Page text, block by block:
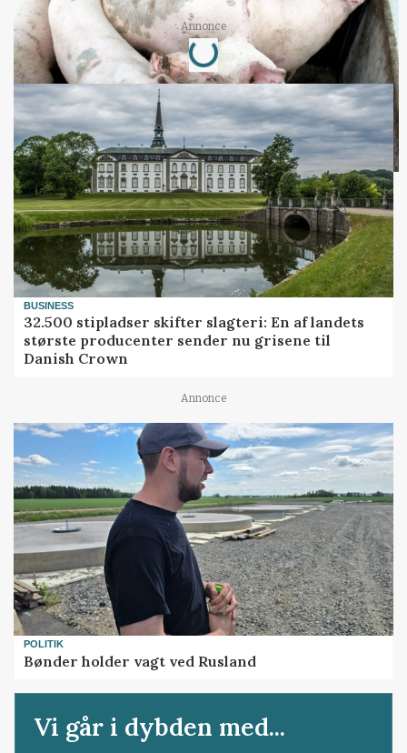
Annonce
Loading...
BUSINESS
32.500 stipladser skifter slagteri: En af landets
største producenter sender nu grisene til
Danish Crown
Annonce
POLITIK
Bønder holder vagt ved Rusland
Vi går i dybden med...